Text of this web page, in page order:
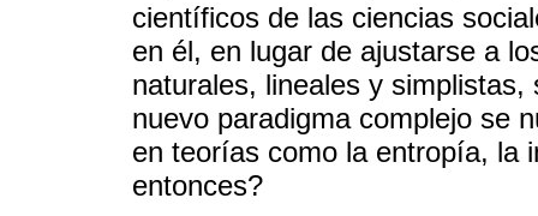
científicos de las ciencias
en él, en lugar de ajustarse a
naturales, lineales y
nuevo paradigma complejo se
en teorías como la entropía, la
entonces?